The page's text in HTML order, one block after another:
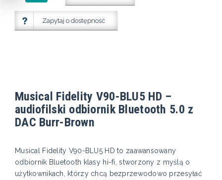
Zapytaj o dostępność
Musical Fidelity V90-BLU5 HD –
audiofilski odbiornik Bluetooth 5.0 z
DAC Burr-Brown
Musical Fidelity V90-BLU5 HD to zaawansowany
odbiornik Bluetooth klasy hi-fi, stworzony z myślą o
użytkownikach, którzy chcą bezprzewodowo przesyłać